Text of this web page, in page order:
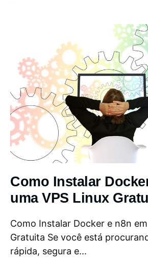
Como Instalar
uma VPS Linux
Como Instalar Docker e n8n
Gratuita Se você está
rápida, segura e...